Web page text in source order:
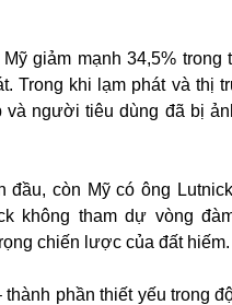
giảm mạnh 34,5% trong
Trong khi lạm phát và thị
và người tiêu dùng đã bị
đầu, còn Mỹ có ông
không tham dự vòng
chiến lược của đất hiếm.
phần thiết yếu trong